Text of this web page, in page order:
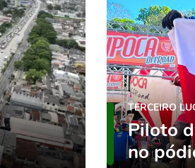
TERCEIRO
Piloto
no